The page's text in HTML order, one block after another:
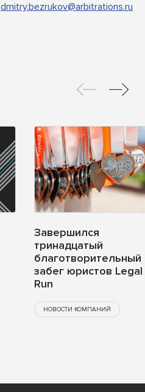
dmitry.bezrukov@arbitrations.ru
Завершился
тринадцатый
благотворительный
забег юристов Legal
Run
НОВОСТИ КОМПАНИЙ